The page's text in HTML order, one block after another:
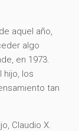
aquel año,
algo
en 1973.
hijo, los
tan
Claudio X.